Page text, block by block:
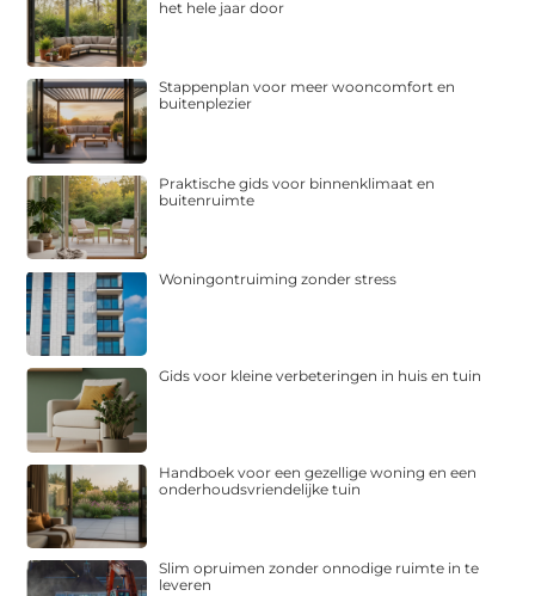
het hele jaar door
Stappenplan voor meer wooncomfort en
buitenplezier
Praktische gids voor binnenklimaat en
buitenruimte
Woningontruiming zonder stress
Gids voor kleine verbeteringen in huis en tuin
Handboek voor een gezellige woning en een
onderhoudsvriendelijke tuin
Slim opruimen zonder onnodige ruimte in te
leveren